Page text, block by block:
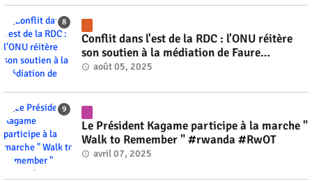
Conflit dans l'est de la RDC : l'ONU réitère
son soutien à la médiation de Faure
Gnassingbé #rwanda #RwOT
août 05, 2025
Le Président Kagame participe à la marche "
Walk to Remember " #rwanda #RwOT
avril 07, 2025